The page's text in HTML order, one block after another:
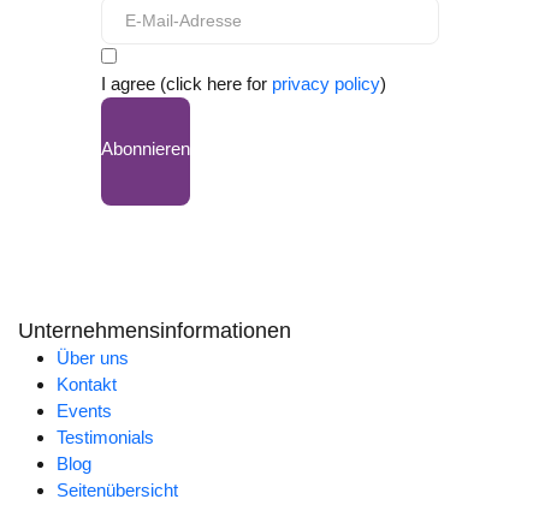
I agree (click here for privacy policy)
Abonnieren
Unternehmensinformationen
Über uns
Kontakt
Events
Testimonials
Blog
Seitenübersicht